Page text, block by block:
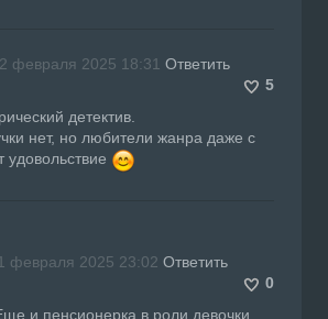
февраля 2025 18:31 Ответить
5
детектив.
нет, но любители жанра даже с
удовольствие
февраля 2025 23:02 Ответить
0
и пенсионерка в роли девочки